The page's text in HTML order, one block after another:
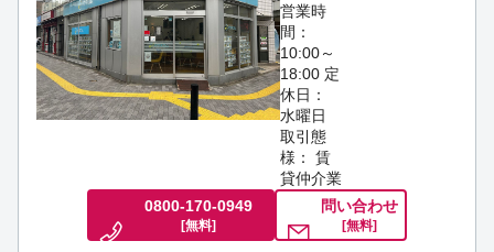
営業時
間：
10:00～
18:00 定
休日：
水曜日
取引態
様： 賃
貸仲介業
0800-170-0949
[無料]
問い合わせ
[無料]